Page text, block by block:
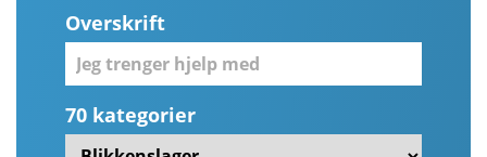
Overskrift
70 kategorier